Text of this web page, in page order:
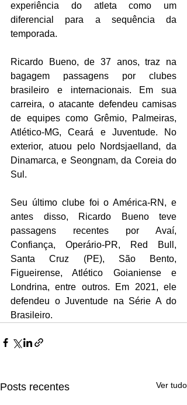
experiência do atleta como um
diferencial para a sequência da
temporada.
Ricardo Bueno, de 37 anos, traz na
bagagem passagens por clubes
brasileiro e internacionais. Em sua
carreira, o atacante defendeu camisas
de equipes como Grêmio, Palmeiras,
Atlético-MG, Ceará e Juventude. No
exterior, atuou pelo Nordsjaelland, da
Dinamarca, e Seongnam, da Coreia do
Sul.
Seu último clube foi o América-RN, e
antes disso, Ricardo Bueno teve
passagens recentes por Avaí,
Confiança, Operário-PR, Red Bull,
Santa Cruz (PE), São Bento,
Figueirense, Atlético Goianiense e
Londrina, entre outros. Em 2021, ele
defendeu o Juventude na Série A do
Brasileiro.
Posts recentes Ver tudo